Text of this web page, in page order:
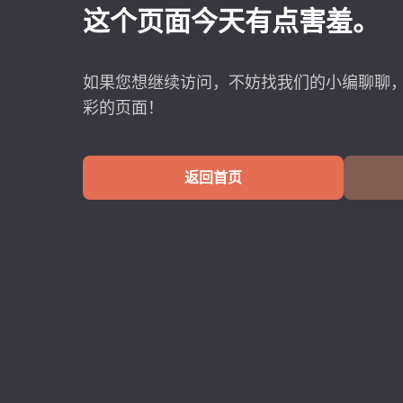
这个页面今天有点害羞。
如果您想继续访问，不妨找我们的小编聊聊
彩的页面！
返回首页